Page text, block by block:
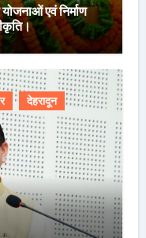
एवं निर्माण
देहरादून